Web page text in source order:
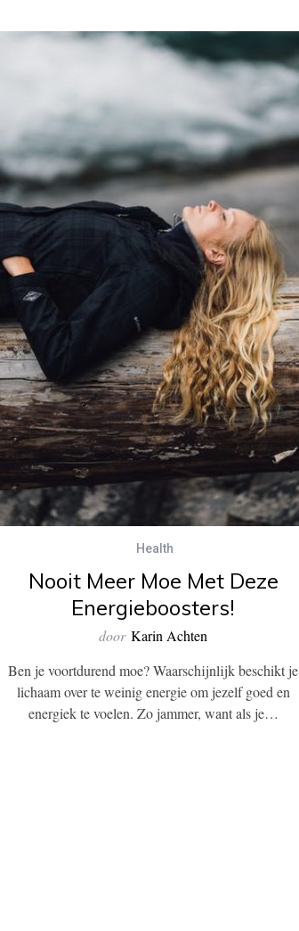
Health
Nooit Meer Moe Met Deze
Energieboosters!
door Karin Achten
Ben je voortdurend moe? Waarschijnlijk beschikt je
lichaam over te weinig energie om jezelf goed en
energiek te voelen. Zo jammer, want als je…